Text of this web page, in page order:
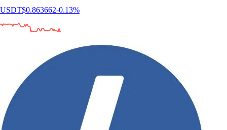
USDT$0.863662-0.13%